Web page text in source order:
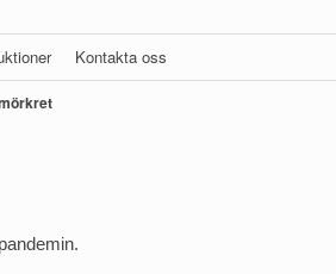
Kontakta oss